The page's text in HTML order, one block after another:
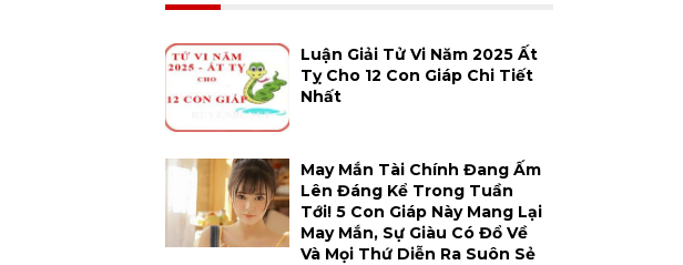
Luận Giải Tử Vi Năm 2025 Ất
Tỵ Cho 12 Con Giáp Chi Tiết
Nhất
May Mắn Tài Chính Đang Ấm
Lên Đáng Kể Trong Tuần
Tới! 5 Con Giáp Này Mang Lại
May Mắn, Sự Giàu Có Đổ Về
Và Mọi Thứ Diễn Ra Suôn Sẻ